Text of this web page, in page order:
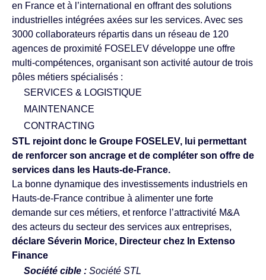
en France et à l’international en offrant des solutions
industrielles intégrées axées sur les services. Avec ses
3000 collaborateurs répartis dans un réseau de 120
agences de proximité FOSELEV développe une offre
multi-compétences, organisant son activité autour de trois
pôles métiers spécialisés :
SERVICES & LOGISTIQUE
MAINTENANCE
CONTRACTING
STL rejoint donc le Groupe FOSELEV, lui permettant
de renforcer son ancrage et de compléter son offre de
services dans les Hauts-de-France.
La bonne dynamique des investissements industriels en
Hauts-de-France contribue à alimenter une forte
demande sur ces métiers, et renforce l’attractivité M&A
des acteurs du secteur des services aux entreprises,
déclare Séverin Morice, Directeur chez In Extenso
Finance
Société cible : Société STL